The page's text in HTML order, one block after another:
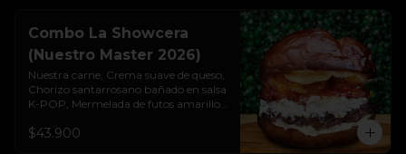
Combo La Showcera
(Nuestro Master 2026)
Nuestra carne, Crema suave de queso,
Chorizo santarrosano bañado en salsa
K-POP, Mermelada de futos amarillos,
Pan Pretzel Premium. Incluye papas
$43.900